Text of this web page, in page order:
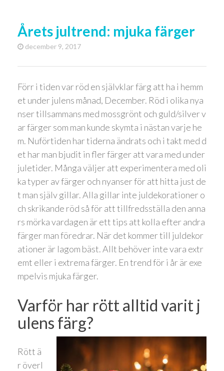
Årets jultrend: mjuka färger
december 9, 2017
Förr i tiden var röd en självklar färg att ha i hemm
et under julens månad, December. Röd i olika nya
nser tillsammans med mossgrönt och guld/silver v
ar färger som man kunde skymta i nästan varje he
m. Nuförtiden har tiderna ändrats och i takt med d
et har man bjudit in fler färger att vara med under
juletider. Många väljer att experimentera med oli
ka typer av färger och nyanser för att hitta just de
t man själv gillar. Alla gillar inte juldekorationer o
ch skrikande röd så för att tillfredsställa den anna
rs mörka vardagen är ett tips att kolla efter andra
färger man föredrar. När det kommer till juldekor
ationer är lagom bäst. Allt behöver inte vara extr
emt eller i extrema färger. En trend för i år är exe
mpelvis mjuka färger.
Varför har rött alltid varit j
ulens färg?
Rött ä
r överl